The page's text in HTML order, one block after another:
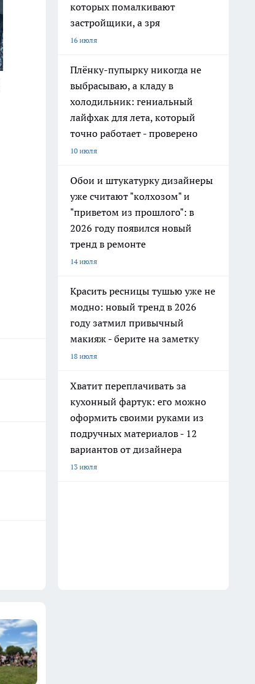
которых помалкивают
застройщики, а зря
16 июля
Плёнку-пупырку никогда не
выбрасываю, а кладу в
холодильник: гениальный
лайфхак для лета, который
точно работает - проверено
10 июля
Обои и штукатурку дизайнеры
уже считают "колхозом" и
"приветом из прошлого": в
2026 году появился новый
тренд в ремонте
14 июля
Красить ресницы тушью уже не
модно: новый тренд в 2026
году затмил привычный
макияж - берите на заметку
18 июля
Хватит переплачивать за
кухонный фартук: его можно
оформить своими руками из
подручных материалов - 12
вариантов от дизайнера
13 июля